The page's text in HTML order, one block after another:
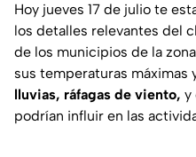
Hoy jueves 17 de julio te
los detalles relevantes del
de los municipios de la
sus temperaturas máximas
lluvias, ráfagas de viento, y
podrían influir en las